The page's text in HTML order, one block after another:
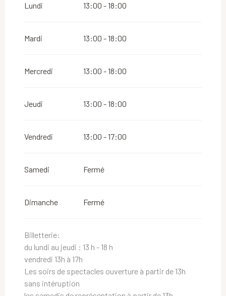
Lundi 13:00 - 18:00
Mardi 13:00 - 18:00
Mercredi 13:00 - 18:00
Jeudi 13:00 - 18:00
Vendredi 13:00 - 17:00
Samedi Fermé
Dimanche Fermé
Billetterie:
du lundi au jeudi : 13 h - 18 h
vendredi 13h à 17h
Les soirs de spectacles ouverture à partir de 13h
sans intéruption